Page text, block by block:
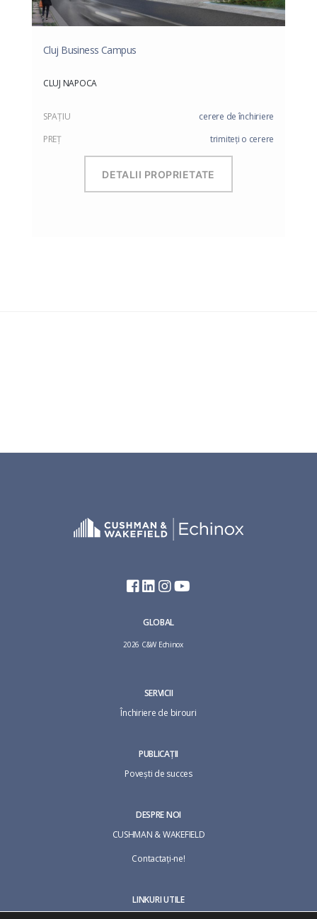
Cluj Business Campus
CLUJ NAPOCA
SPAŢIU
cerere de închiriere
PREŢ
trimiteți o cerere
DETALII PROPRIETATE
GLOBAL
2026 C&W Echinox
SERVICII
Închiriere de birouri
PUBLICAȚII
Povești de succes
DESPRE NOI
CUSHMAN & WAKEFIELD
Contactaţi-ne!
LINKURI UTILE